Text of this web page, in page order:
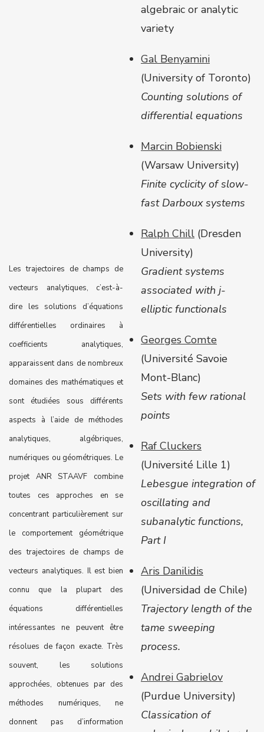
Les trajectoires de champs de
vecteurs analytiques, c’est-à-
dire les solutions d’équations
différentielles ordinaires à
coefficients analytiques,
apparaissent dans de nombreux
domaines des mathématiques et
sont étudiées sous différents
aspects à l’aide de méthodes
analytiques, algébriques,
numériques ou géométriques. Le
projet ANR STAAVF combine
toutes ces approches en se
concentrant particulièrement sur
le comportement géométrique
des trajectoires de champs de
vecteurs analytiques. Il est bien
connu que la plupart des
équations différentielles
intéressantes ne peuvent être
résolues de façon exacte. Très
souvent, les solutions
approchées, obtenues par des
méthodes numériques, ne
donnent pas d’information
algebraic or analytic
variety
Gal Benyamini
(University of Toronto)
Counting solutions of
differential equations
Marcin Bobienski
(Warsaw University)
Finite cyclicity of slow-
fast Darboux systems
Ralph Chill (Dresden
University)
Gradient systems
associated with j-
elliptic functionals
Georges Comte
(Université Savoie
Mont-Blanc)
Sets with few rational
points
Raf Cluckers
(Université Lille 1)
Lebesgue integration of
oscillating and
subanalytic functions,
Part I
Aris Danilidis
(Universidad de Chile)
Trajectory length of the
tame sweeping
process.
Andrei Gabrielov
(Purdue University)
Classication of